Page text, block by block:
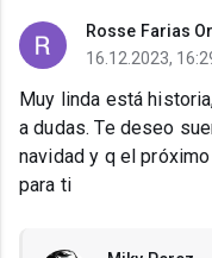
Rosse Farias
16.12.2023,
Muy linda está
a dudas. Te deseo
navidad y q el
para ti